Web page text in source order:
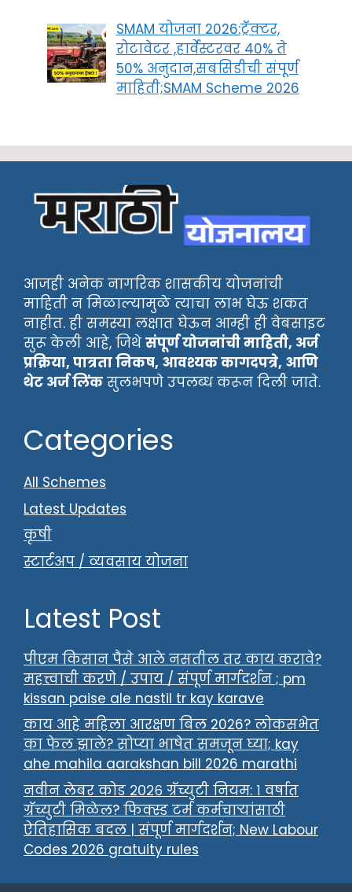
SMAM योजना 2026:ट्रॅक्टर,
रोटावेटर ,हार्वेस्टरवर 40% ते
50% अनुदान,सबसिडीची संपूर्ण
माहिती;SMAM Scheme 2026
आजही अनेक नागरिक शासकीय योजनांची
माहिती न मिळाल्यामुळे त्याचा लाभ घेऊ शकत
नाहीत. ही समस्या लक्षात घेऊन आम्ही ही वेबसाइट
सुरू केली आहे, जिथेसंपूर्ण योजनांची माहिती, अर्ज
प्रक्रिया, पात्रता निकष, आवश्यक कागदपत्रे, आणि
थेट अर्ज लिंक सुलभपणे उपलब्ध करून दिली जाते.
Categories
All Schemes
Latest Updates
कृषी
स्टार्टअप / व्यवसाय योजना
Latest Post
पीएम किसान पैसे आले नसतील तर काय करावे?
महत्त्वाची करणे / उपाय / संपूर्ण मार्गदर्शन ; pm
kissan paise ale nastil tr kay karave
काय आहे महिला आरक्षण बिल 2026? लोकसभेत
का फेल झाले? सोप्या भाषेत समजून घ्या; kay
ahe mahila aarakshan bill 2026 marathi
नवीन लेबर कोड २०२६ ग्रॅच्युटी नियम: १ वर्षात
ग्रॅच्युटी मिळेल? फिक्स्ड टर्म कर्मचाऱ्यांसाठी
ऐतिहासिक बदल | संपूर्ण मार्गदर्शन; New Labour
Codes 2026 gratuity rules